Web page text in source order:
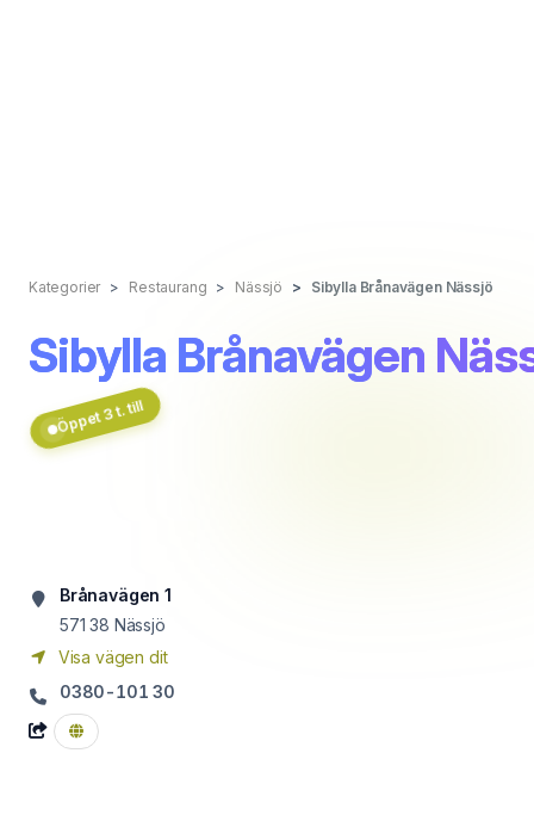
Kategorier Restaurang Nässjö Sibylla Brånavägen Nässjö
Sibylla Brånavägen
Öppet 3 t. till
Brånavägen 1
571 38 Nässjö
Visa vägen dit
0380-101 30